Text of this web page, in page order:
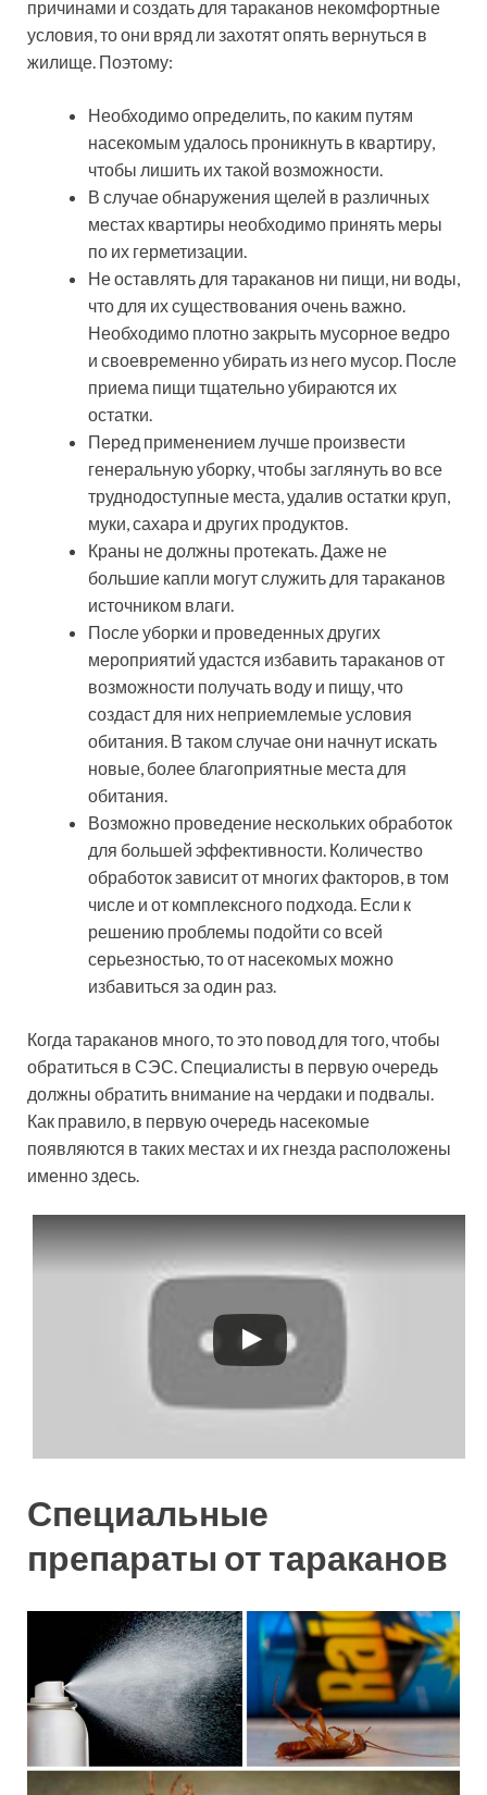
причинами и создать для тараканов некомфортные
условия, то они вряд ли захотят опять вернуться в
жилище. Поэтому:
Необходимо определить, по каким путям
насекомым удалось проникнуть в квартиру,
чтобы лишить их такой возможности.
В случае обнаружения щелей в различных
местах квартиры необходимо принять меры
по их герметизации.
Не оставлять для тараканов ни пищи, ни воды,
что для их существования очень важно.
Необходимо плотно закрыть мусорное ведро
и своевременно убирать из него мусор. После
приема пищи тщательно убираются их
остатки.
Перед применением лучше произвести
генеральную уборку, чтобы заглянуть во все
труднодоступные места, удалив остатки круп,
муки, сахара и других продуктов.
Краны не должны протекать. Даже не
большие капли могут служить для тараканов
источником влаги.
После уборки и проведенных других
мероприятий удастся избавить тараканов от
возможности получать воду и пищу, что
создаст для них неприемлемые условия
обитания. В таком случае они начнут искать
новые, более благоприятные места для
обитания.
Возможно проведение нескольких обработок
для большей эффективности. Количество
обработок зависит от многих факторов, в том
числе и от комплексного подхода. Если к
решению проблемы подойти со всей
серьезностью, то от насекомых можно
избавиться за один раз.
Когда тараканов много, то это повод для того, чтобы
обратиться в СЭС. Специалисты в первую очередь
должны обратить внимание на чердаки и подвалы.
Как правило, в первую очередь насекомые
появляются в таких местах и их гнезда расположены
именно здесь.
Смотрите это видео на YouTube
Специальные
препараты от тараканов